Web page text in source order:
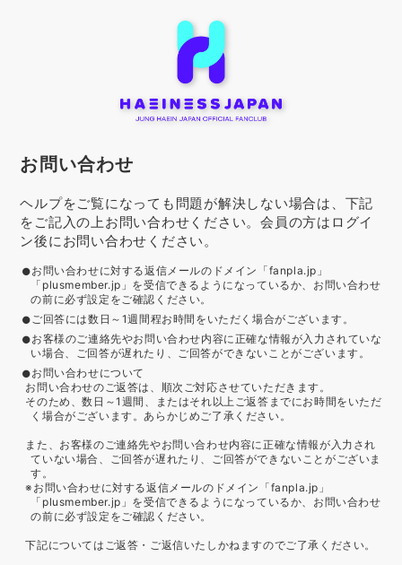
お問い合わせ
ヘルプをご覧になっても問題が解決しない場合は、下記
をご記入の上お問い合わせください。会員の方はログイ
ン後にお問い合わせください。
お問い合わせに対する返信メールのドメイン「fanpla.jp」
「plusmember.jp」を受信できるようになっているか、お問い合わせ
の前に必ず設定をご確認ください。
ご回答には数日～1週間程お時間をいただく場合がございます。
お客様のご連絡先やお問い合わせ内容に正確な情報が入力されていな
い場合、ご回答が遅れたり、ご回答ができないことがございます。
お問い合わせについて
お問い合わせのご返答は、順次ご対応させていただきます。
そのため、数日～1週間、またはそれ以上ご返答までにお時間をいただ
く場合がございます。あらかじめご了承ください。
また、お客様のご連絡先やお問い合わせ内容に正確な情報が入力され
ていない場合、ご回答が遅れたり、ご回答ができないことがございま
す。
※お問い合わせに対する返信メールのドメイン「fanpla.jp」
「plusmember.jp」を受信できるようになっているか、お問い合わせ
の前に必ず設定をご確認ください。
下記についてはご返答・ご返信いたしかねますのでご了承ください。